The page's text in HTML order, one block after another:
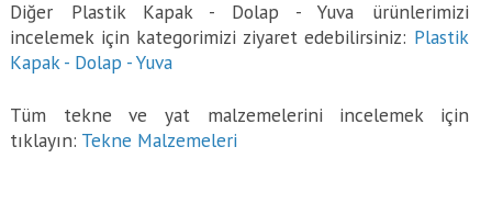
Diğer Plastik Kapak - Dolap - Yuva ürünlerimizi
incelemek için kategorimizi ziyaret edebilirsiniz: Plastik
Kapak - Dolap - Yuva
Tüm tekne ve yat malzemelerini incelemek için
tıklayın: Tekne Malzemeleri